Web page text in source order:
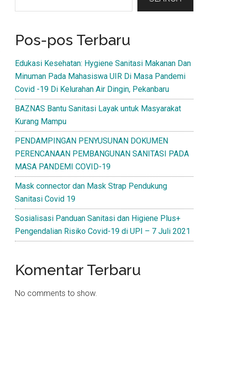
Pos-pos Terbaru
Edukasi Kesehatan: Hygiene Sanitasi Makanan Dan
Minuman Pada Mahasiswa UIR Di Masa Pandemi
Covid -19 Di Kelurahan Air Dingin, Pekanbaru
BAZNAS Bantu Sanitasi Layak untuk Masyarakat
Kurang Mampu
PENDAMPINGAN PENYUSUNAN DOKUMEN
PERENCANAAN PEMBANGUNAN SANITASI PADA
MASA PANDEMI COVID-19
Mask connector dan Mask Strap Pendukung
Sanitasi Covid 19
Sosialisasi Panduan Sanitasi dan Higiene Plus+
Pengendalian Risiko Covid-19 di UPI – 7 Juli 2021
Komentar Terbaru
No comments to show.